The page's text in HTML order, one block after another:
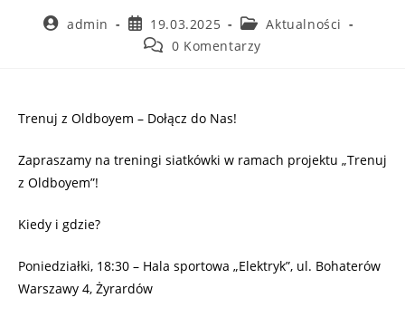
admin 19.03.2025
Aktualności
0 Komentarzy
Trenuj z Oldboyem – Dołącz do Nas!
Zapraszamy na treningi siatkówki w ramach projektu „Trenuj
z Oldboyem”!
Kiedy i gdzie?
Poniedziałki, 18:30 – Hala sportowa „Elektryk”, ul. Bohaterów
Warszawy 4, Żyrardów